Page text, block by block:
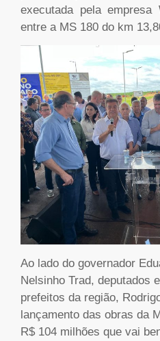
executada pela empresa
entre a MS 180 do km
Ao lado do governador
Nelsinho Trad, deputados
prefeitos da região,
lançamento das obras da
R$ 104 milhões que vai